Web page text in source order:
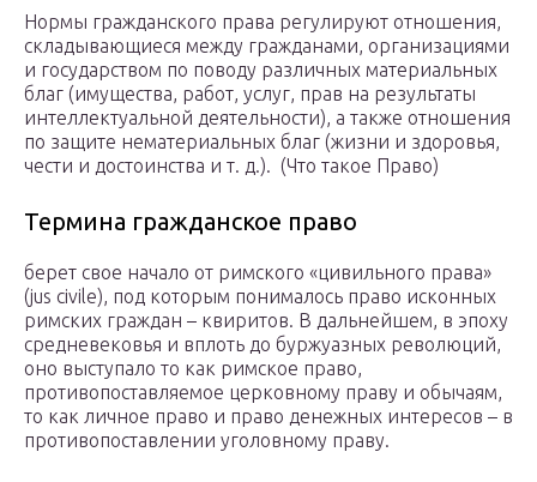
Нормы гражданского права регулируют отношения,
складывающиеся между гражданами, организациями
и государством по поводу различных материальных
благ (имущества, работ, услуг, прав на результаты
интеллектуальной деятельности), а также отношения
по защите нематериальных благ (жизни и здоровья,
чести и достоинства и т. д.). (Что такое Право)
Термина гражданское право
берет свое начало от римского «цивильного права»
(jus civile), под которым понималось право исконных
римских граждан – квиритов. В дальнейшем, в эпоху
средневековья и вплоть до буржуазных революций,
оно выступало то как римское право,
противопоставляемое церковному праву и обычаям,
то как личное право и право денежных интересов – в
противопоставлении уголовному праву.